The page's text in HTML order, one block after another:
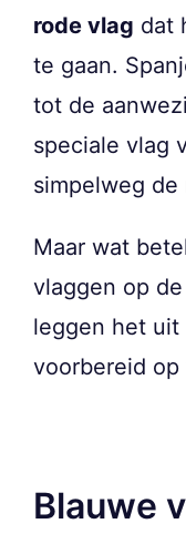
rode vlag dat
te gaan.
tot de
speciale vlag
simpelweg de
Maar wat
vlaggen op
leggen het
voorbereid op
Blauwe